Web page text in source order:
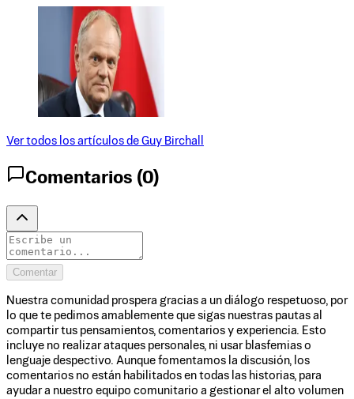
Ver todos los artículos de Guy Birchall
Comentarios (0)
Comentar
Nuestra comunidad prospera gracias a un diálogo respetuoso, por
lo que te pedimos amablemente que sigas nuestras pautas al
compartir tus pensamientos, comentarios y experiencia. Esto
incluye no realizar ataques personales, ni usar blasfemias o
lenguaje despectivo. Aunque fomentamos la discusión, los
comentarios no están habilitados en todas las historias, para
ayudar a nuestro equipo comunitario a gestionar el alto volumen